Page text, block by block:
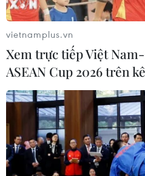
vietnamplus.vn
Xem trực tiếp Việt
ASEAN Cup 2026 trên